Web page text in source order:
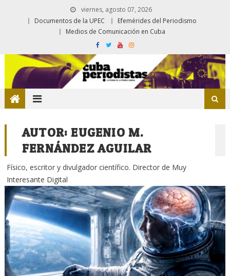
viernes, agosto 07, 2026
Documentos de la UPEC
Efemérides del Periodismo
Medios de Comunicación en Cuba
AUTOR:EUGENIO M.
FERNÁNDEZ AGUILAR
Físico, escritor y divulgador científico. Director de Muy
Interesante Digital